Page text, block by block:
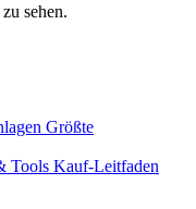
sehen.
Größte
Tools Kauf-Leitfaden